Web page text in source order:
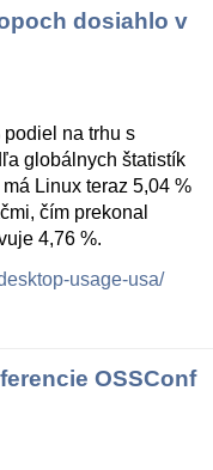
dosiahlo v
na trhu s
globálnych štatistík
Linux teraz 5,04 %
čím prekonal
4,76 %.
usage-usa/
OSSConf